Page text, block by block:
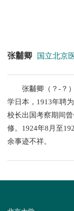
张黼卿 国立北京
张黼卿（？-？
学日本，1913年聘
校长出国考察期间
修。1924年8月至
余事迹不祥。